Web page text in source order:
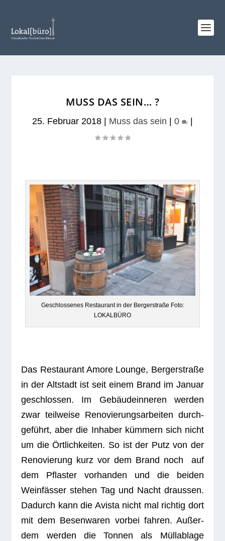
MUSS DAS SEIN… ?
25. Februar 2018 Muss das sein 0
Geschlos­se­nes Restau­rant in der Ber­ger­straße Foto:
LOKALBÜRO
Das Restau­rant Amore Lounge, Ber­ger­straße
in der Alt­stadt ist seit einem Brand im Januar
geschlos­sen. Im Gebäu­de­inne­ren wer­den
zwar teil­weise Reno­vie­rungs­ar­bei­ten durch­
ge­führt, aber die Inha­ber küm­mern sich nicht
um die Ört­lich­kei­ten. So ist der Putz von der
Reno­vie­rung kurz vor dem Brand noch auf
dem Pflas­ter vor­han­den und die bei­den
Wein­fäs­ser ste­hen Tag und Nacht draus­sen.
Dadurch kann die Avista nicht mal rich­tig dort
mit dem Besen­wa­ren vor­bei fah­ren. Außer­
dem wer­den die Ton­nen als Müll­ab­lage